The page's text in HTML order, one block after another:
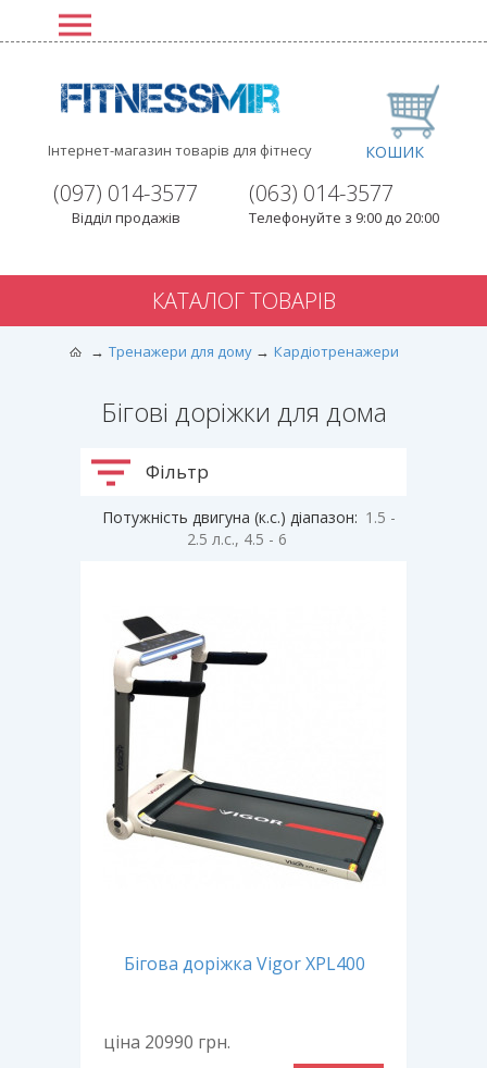
Інтернет-магазин товарів для фітнесу
(063) 014-3577
Телефонуйте з 9:00 до 20:00
(097) 014-3577
Відділ продажів
КОШИК
КАТАЛОГ ТОВАРІВ
Тренажери для дому Кардіотренажери
Бігові доріжки для дома
Фільтр
Потужність двигуна (к.с.) діапазон: 1.5 -
2.5 л.с., 4.5 - 6
Бігова доріжка Vigor XPL400
ціна 20990 грн.